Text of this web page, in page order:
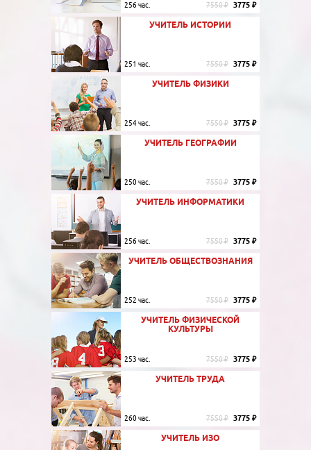
256 час. 7550 ₽ 3775 ₽
УЧИТЕЛЬ ИСТОРИИ
251 час. 7550 ₽ 3775 ₽
УЧИТЕЛЬ ФИЗИКИ
254 час. 7550 ₽ 3775 ₽
УЧИТЕЛЬ ГЕОГРАФИИ
250 час. 7550 ₽ 3775 ₽
УЧИТЕЛЬ ИНФОРМАТИКИ
256 час. 7550 ₽ 3775 ₽
УЧИТЕЛЬ ОБЩЕСТВОЗНАНИЯ
252 час. 7550 ₽ 3775 ₽
УЧИТЕЛЬ ФИЗИЧЕСКОЙ
КУЛЬТУРЫ
253 час. 7550 ₽ 3775 ₽
УЧИТЕЛЬ ТРУДА
260 час. 7550 ₽ 3775 ₽
УЧИТЕЛЬ ИЗО